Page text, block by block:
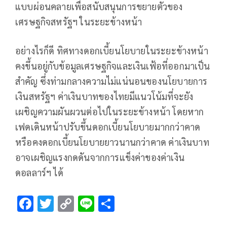
แบบผ่อนคลายเพื่อสนับสนุนการขยายตัวของ
เศรษฐกิจสหรัฐฯ ในระยะข้างหน้า
อย่างไรก็ดี ทิศทางดอกเบี้ยนโยบายในระยะข้างหน้า
คงขึ้นอยู่กับข้อมูลเศรษฐกิจและเงินเฟ้อที่ออกมาเป็น
สำคัญ ซึ่งท่ามกลางความไม่แน่นอนของนโยบายการ
เงินสหรัฐฯ ค่าเงินบาทของไทยมีแนวโน้มที่จะยัง
เผชิญความผันผวนต่อไปในระยะข้างหน้า โดยหาก
เฟดเดินหน้าปรับขึ้นดอกเบี้ยนโยบายมากกว่าคาด
หรือคงดอกเบี้ยนโยบายยาวนานกว่าคาด ค่าเงินบาท
อาจเผชิญแรงกดดันจากการแข็งค่าของค่าเงิน
ดอลลาร์ฯ ได้
F T C Li